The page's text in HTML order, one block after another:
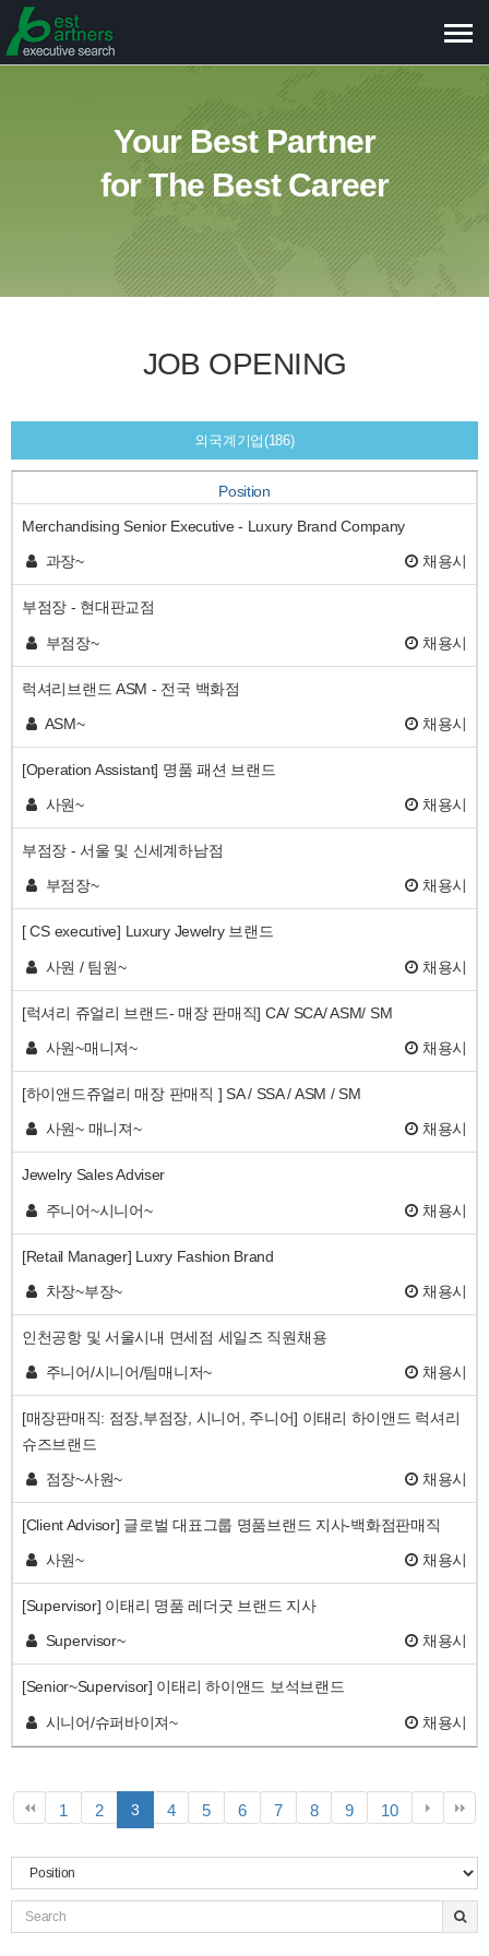
메
기
Your Best Partner
for The Best Career
JOB OPENING
외국계기업(186)
Position
Merchandising Senior Executive - Luxury Brand Company
과장~
채용시
부점장 - 현대판교점
부점장~
채용시
럭셔리브랜드 ASM - 전국 백화점
ASM~
채용시
[Operation Assistant] 명품 패션 브랜드
사원~
채용시
부점장 - 서울 및 신세계하남점
부점장~
채용시
[ CS executive] Luxury Jewelry 브랜드
사원 / 팀원~
채용시
[럭셔리 쥬얼리 브랜드- 매장 판매직] CA/ SCA/ ASM/ SM
사원~매니져~
채용시
[하이앤드쥬얼리 매장 판매직 ] SA / SSA / ASM / SM
사원~ 매니져~
채용시
Jewelry Sales Adviser
주니어~시니어~
채용시
[Retail Manager] Luxry Fashion Brand
차장~부장~
채용시
인천공항 및 서울시내 면세점 세일즈 직원채용
주니어/시니어/팀매니저~
채용시
[매장판매직: 점장,부점장, 시니어, 주니어] 이태리 하이앤드 럭셔리
슈즈브랜드
점장~사원~
채용시
[Client Advisor] 글로벌 대표그룹 명품브랜드 지사-백화점판매직
사원~
채용시
[Supervisor] 이태리 명품 레더굿 브랜드 지사
Supervisor~
채용시
[Senior~Supervisor] 이태리 하이앤드 보석브랜드
시니어/슈퍼바이져~
채용시
1
지
2페
이
지
린
3
이
4페
지
5페
지
6페
지
7페
지
8페
지
9페
지
10페
지